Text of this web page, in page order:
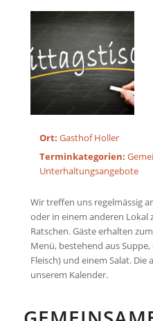
Ort: Gasthof Holler
Terminkategorien:
Unterhaltungsangebote
Wir treffen uns regelmässig
oder in einem anderen Lokal
Ratschen. Gäste erhalten
Menü, bestehend aus
Fleisch) und einem Salat.
unserem Kalender.